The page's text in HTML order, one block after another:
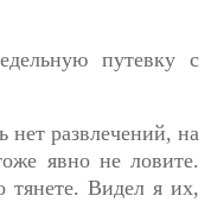
путевку с
развлечений, на
явно не ловите.
тянете. Видел я их,